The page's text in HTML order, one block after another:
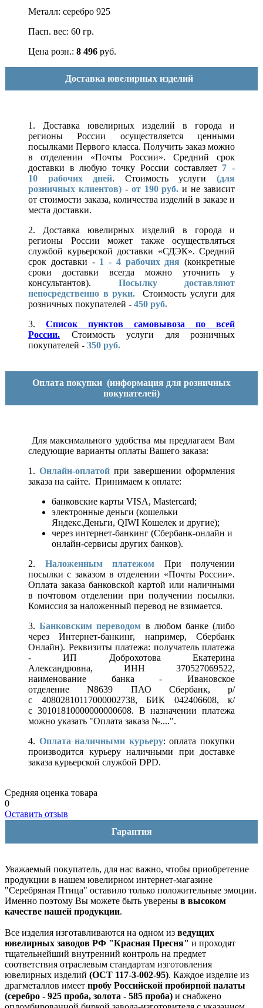
Металл: серебро 925
Пасп. вес: 60 гр.
Цена розн.: 8 496 руб.
Доставка ювелирных изделий
1. Доставка ювелирных изделий в города и
регионы России осуществляется ценными
посылками Первого класса. Получить заказ можно
в отделении «Почты России». Средний срок
доставки в любую точку России составляет 7 -
10 рабочих дней. Стоимость услуги(для
розничных клиентов)- от 190 руб. и не зависит
от стоимости заказа, количества изделий в заказе и
места доставки.
2. Доставка ювелирных изделий в города и
регионы России может также осуществляться
службой курьерской доставки «СДЭК». Средний
срок доставки - 1 - 4 рабочих дня (конкретные
сроки доставки всегда можно уточнить у
консультантов). Посылку доставляют
непосредственно в руки.
Стоимость услуги для
розничных покупателей - 450 руб.
3. Список пунктов самовывоза по всей
России.
Стоимость услуги для розничных
покупателей - 350 руб.
Оплата покупки (информация для розничных
покупателей)
Для максимального удобства мы предлагаем Вам
следующие варианты оплаты Вашего заказа:
1. Онлайн-оплатой при завершении оформления
заказа на сайте. Принимаем к оплате:
банковские карты VISA, Mastercard;
электронные деньги (кошельки
Яндекс.Деньги, QIWI Кошелек и другие);
через интернет-банкинг (Сбербанк-онлайн и
онлайн-сервисы других банков).
2. Наложенным платежом При получении
посылки с заказом в отделении «Почты России».
Оплата заказа банковской картой или наличными
в почтовом отделении при получении посылки.
Комиссия за наложенный перевод не взимается.
3.Банковским переводом в любом банке (либо
через Интернет-банкинг, например, Сбербанк
Онлайн). Реквизиты платежа: получатель платежа
- ИП Доброхотова Екатерина
Александровна, ИНН 370527069522,
наименование банка - Ивановское
отделение N8639 ПАО Сбербанк, р/
с 40802810117000002738, БИК 042406608, к/
с 30101810000000000608. В назначении платежа
можно указать "Оплата заказа №....".
4. Оплата наличными курьеру: оплата покупки
производится курьеру наличными при доставке
заказа курьерской службой DPD.
Средняя оценка товара
0
Оставить отзыв
Гарантия
Уважаемый покупатель, для нас важно, чтобы приобретение
продукции в нашем ювелирном интернет-магазине
"Серебряная Птица" оставило только положительные эмоции.
Именно поэтому Вы можете быть уверены в высоком
качестве нашей продукции.
Все изделия изготавливаются на одном из ведущих
ювелирных заводов РФ "Красная Пресня" и проходят
тщательнейший внутренний контроль на предмет
соответствия отраслевым стандартам изготовления
ювелирных изделий (ОСТ 117-3-002-95). Каждое изделие из
драгметаллов имеет пробу Российской пробирной палаты
(серебро - 925 проба, золота - 585 проба) и снабжено